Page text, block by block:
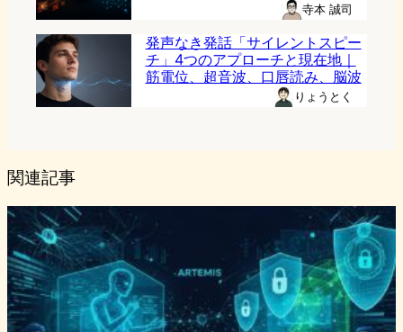
寺本 誠司
発声なき発話「サイレントスピー
チ」4つのアプローチと現在地｜
筋電位、超音波、口唇読み、脳波
りょうとく
関連記事